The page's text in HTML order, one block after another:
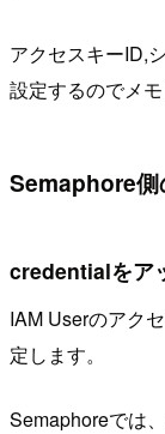
アクセスキーID,
設定するのでメモ
Semaphore側
credentialをア
IAM Userのアク
定します。
Semaphoreでは